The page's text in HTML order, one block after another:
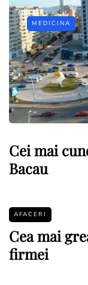
MEDICINA
Cei mai
Bacau
AFACERI
Cea mai
firmei